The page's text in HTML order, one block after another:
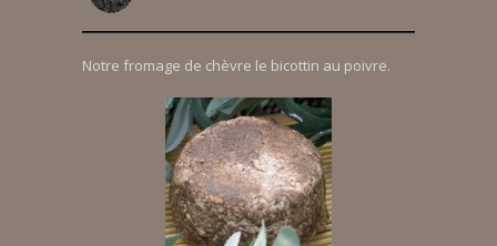
Notre fromage de chèvre le bicottin au poivre.